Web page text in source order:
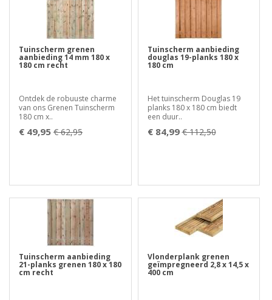
Tuinscherm grenen
aanbieding 14 mm 180 x
180 cm recht
Ontdek de robuuste charme
van ons Grenen Tuinscherm
180 cm x..
€ 49,95 € 62,95
Tuinscherm aanbieding
douglas 19-planks 180 x
180 cm
Het tuinscherm Douglas 19
planks 180 x 180 cm biedt
een duur..
€ 84,99 € 112,50
Tuinscherm aanbieding
21-planks grenen 180 x 180
cm recht
Vlonderplank grenen
geïmpregneerd 2,8 x 14,5 x
400 cm